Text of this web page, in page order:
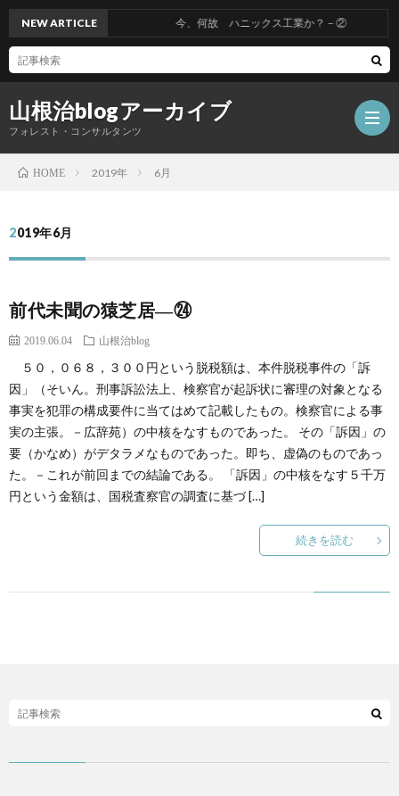
山根治blogアーカイブ
フォレスト・コンサルタンツ
冤
創
る
治
blog
社
案
NEW ARTICLE 今、何故 ハニックス工業か？－②
HOME 2019年 6月
2019年6月
前代未聞の猿芝居―㉔
2019.06.04 山根治blog
５０，０６８，３００円という脱税額は、本件脱税事件の「訴
因」（そいん。刑事訴訟法上、検察官が起訴状に審理の対象となる
事実を犯罪の構成要件に当てはめて記載したもの。検察官による事
実の主張。－広辞苑）の中核をなすものであった。 その「訴因」の
要（かなめ）がデタラメなものであった。即ち、虚偽のものであっ
た。－これが前回までの結論である。 「訴因」の中核をなす５千万
円という金額は、国税査察官の調査に基づ […]
続きを読む